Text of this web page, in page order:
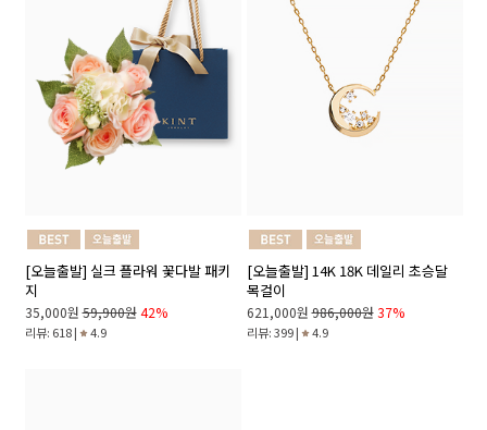
[오늘출발] 실크 플라워 꽃다발 패키
지
35,000원 59,900원 42%
리뷰: 618 | 4.9
[오늘출발] 14K 18K 데일리 초승달
목걸이
621,000원 986,000원 37%
리뷰: 399 | 4.9